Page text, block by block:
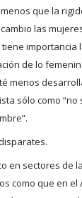
que la
las
importancia
de lo
menos
sólo como “no
en sectores de
como que en el